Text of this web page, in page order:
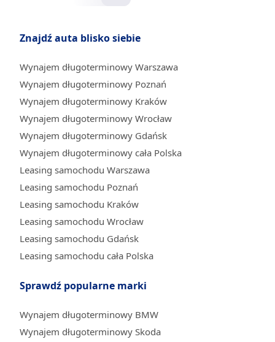
Znajdź auta blisko siebie
Wynajem długoterminowy Warszawa
Wynajem długoterminowy Poznań
Wynajem długoterminowy Kraków
Wynajem długoterminowy Wrocław
Wynajem długoterminowy Gdańsk
Wynajem długoterminowy cała Polska
Leasing samochodu Warszawa
Leasing samochodu Poznań
Leasing samochodu Kraków
Leasing samochodu Wrocław
Leasing samochodu Gdańsk
Leasing samochodu cała Polska
Sprawdź popularne marki
Wynajem długoterminowy BMW
Wynajem długoterminowy Skoda